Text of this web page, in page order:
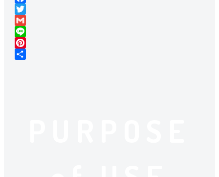
F
a
c
e
b
T
w
i
t
G
m
a
L
iP